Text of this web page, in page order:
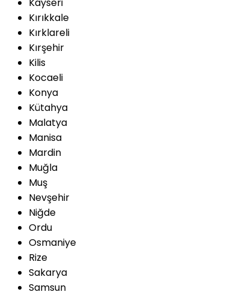
Kırıkkale
Kırklareli
Kırşehir
Kilis
Kocaeli
Konya
Kütahya
Malatya
Manisa
Mardin
Muğla
Muş
Nevşehir
Niğde
Ordu
Osmaniye
Rize
Sakarya
Samsun